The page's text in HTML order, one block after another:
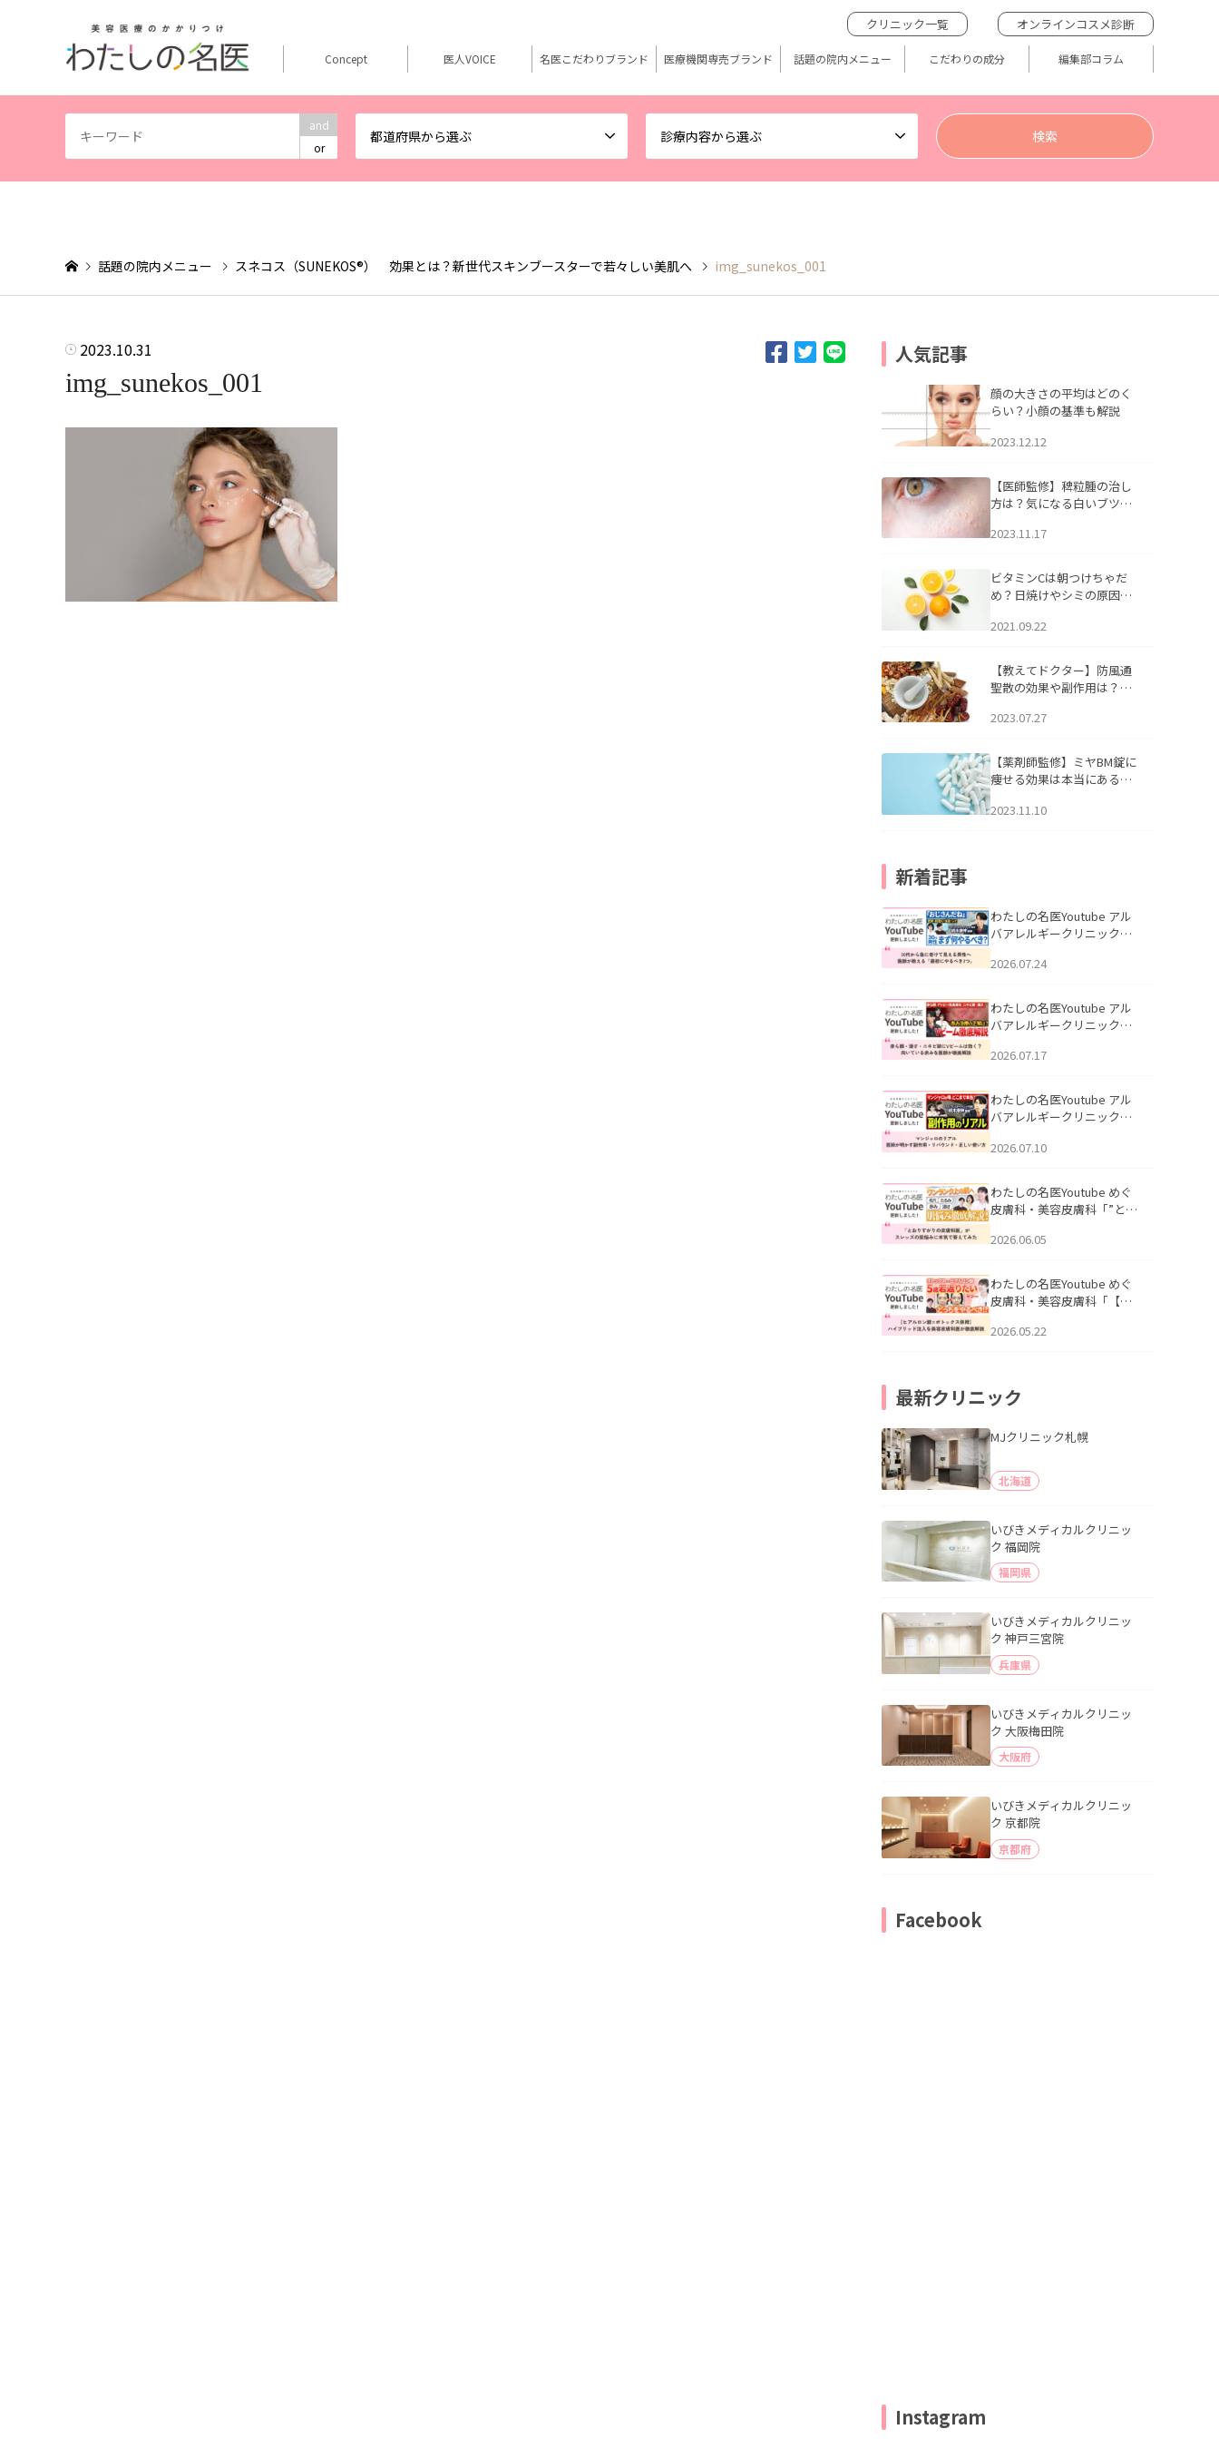
and
or
都道府県から選ぶ 診療内容から選ぶ
クリニック一覧 オンラインコスメ診断
Concept 医人VOICE 名医こだわりブランド 医療機関専売ブランド 話題の院内メニュー こだわりの成分 編集部コラム
話題の院内メニュー スネコス（SUNEKOS®） 効果とは？新世代スキンブースターで若々しい美肌へ img_sunekos_001
2023.10.31
img_sunekos_001
人気記事
顔の大きさの平均はどのく
らい？小顔の基準も解説
2023.12.12
【医師監修】稗粒腫の治し
方は？気になる白いブツブ
アについて
2023.11.17
ビタミンCは朝つけちゃだ
め？日焼けやシミの原因に
2021.09.22
【教えてドクター】防風通
聖散の効果や副作用は？長
2023.07.27
【薬剤師監修】ミヤBM錠に
痩せる効果は本当にある
2023.11.10
新着記事
わたしの名医Youtube アル
バアレルギークリニック札
える男性へ｜医師が教える
公開いたしました。
2026.07.24
わたしの名医Youtube アル
バアレルギークリニック札
跡にVビームは効く？向いて
説」を公開いたしました。
2026.07.17
わたしの名医Youtube アル
バアレルギークリニック札
医師が明かす副作用・リバ
公開いたしました。
2026.07.10
わたしの名医Youtube めぐ
皮膚科・美容皮膚科「”とお
ッズの肌悩みに本気で答え
た。
2026.06.05
わたしの名医Youtube めぐ
皮膚科・美容皮膚科「【ヒ
用】ハイブリッド注入を美
2026.05.22
最新クリニック
MJクリニック札幌
北海道
いびきメディカルクリニッ
ク 福岡院
福岡県
いびきメディカルクリニッ
ク 神戸三宮院
兵庫県
いびきメディカルクリニッ
ク 大阪梅田院
大阪府
いびきメディカルクリニッ
ク 京都院
京都府
Facebook
Instagram